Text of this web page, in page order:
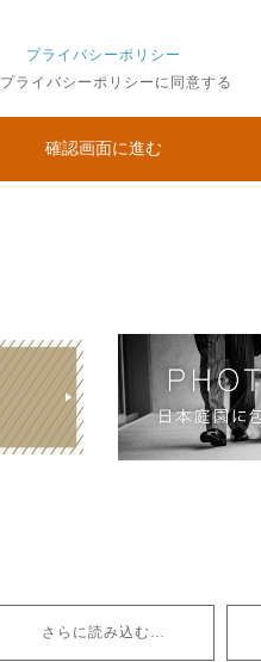
プライバシーポリシー
プライバシーポリシーに同意する
確認画面に進む
さらに読み込む…